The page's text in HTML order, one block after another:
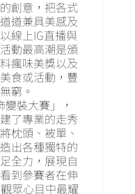
創意，把各式
道兼具美感及
線上IG直播與
動最高潮是頒
瘋味美獎以及
食或活動，豐
窮。
裝大賽」，
了專業的走秀
枕頭、被單、
出各種獨特的
全力，展現自
到參賽者在伸
眾心目中最耀